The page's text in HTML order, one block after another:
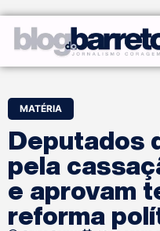
MATÉRIA
Deputados
pela
e aprovam
reforma